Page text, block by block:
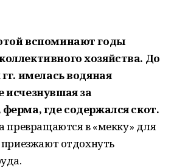
вспоминают годы
хозяйства. До
имелась водяная
исчезнувшая за
где содержался скот.
превращаются в «мекку» для
отдохнуть